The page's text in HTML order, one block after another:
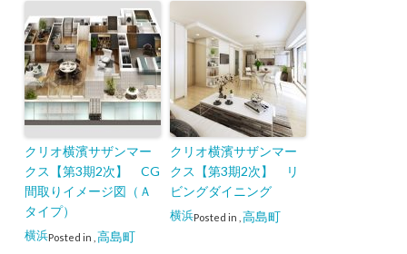
クリオ横濱サザンマー
クス【第3期2次】 CG
間取りイメージ図（Ａ
タイプ）
Posted in
横浜 高島町
クリオ横濱サザンマー
クス【第3期2次】 リ
ビングダイニング
Posted in
横浜 高島町